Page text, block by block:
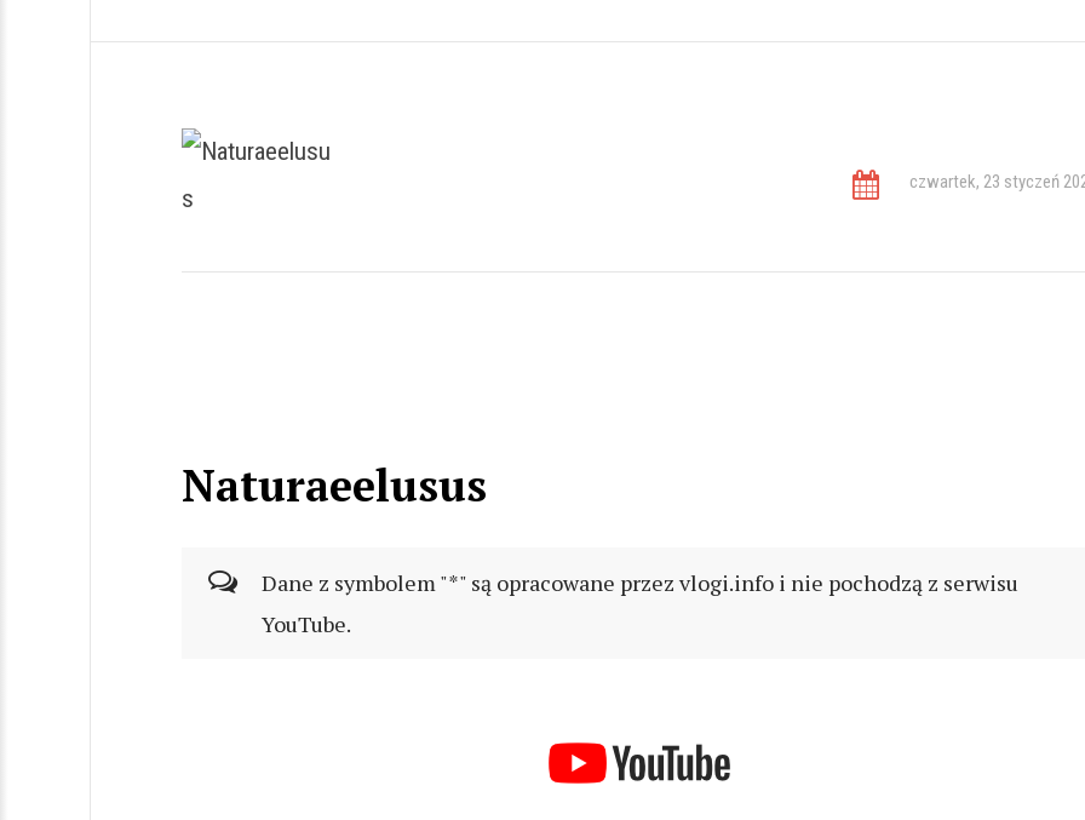
czwartek, 23 styczeń
Naturaeelusus
Dane z symbolem "*" są opracowane przez vlogi.info i nie pochodzą z serwisu
YouTube.